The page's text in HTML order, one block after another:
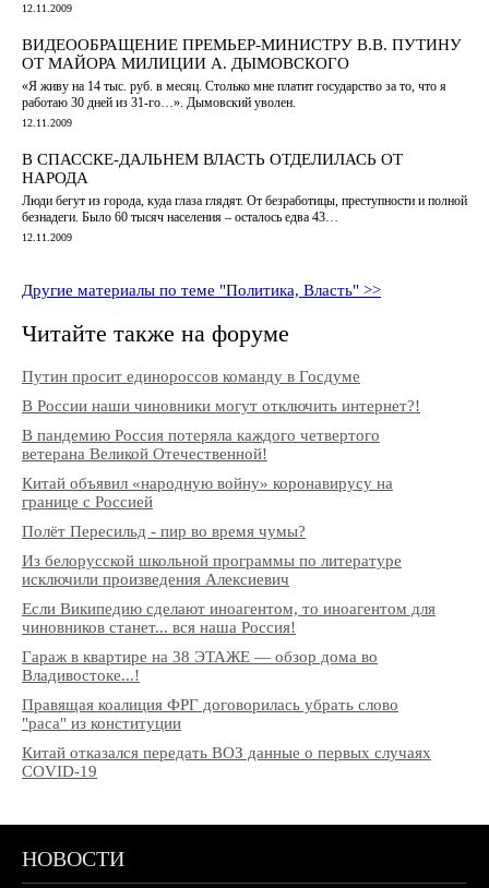
12.11.2009
ВИДЕООБРАЩЕНИЕ ПРЕМЬЕР-МИНИСТРУ В.В. ПУТИНУ
ОТ МАЙОРА МИЛИЦИИ А. ДЫМОВСКОГО
«Я живу на 14 тыс. руб. в месяц. Столько мне платит государство за то, что я
работаю 30 дней из 31-го…». Дымовский уволен.
12.11.2009
В СПАССКЕ-ДАЛЬНЕМ ВЛАСТЬ ОТДЕЛИЛАСЬ ОТ
НАРОДА
Люди бегут из города, куда глаза глядят. От безработицы, преступности и полной
безнадеги. Было 60 тысяч населения – осталось едва 43…
12.11.2009
Другие материалы по теме "Политика, Власть" >>
Читайте также на форуме
Путин просит единороссов команду в Госдуме
В России наши чиновники могут отключить интернет?!
В пандемию Россия потеряла каждого четвертого
ветерана Великой Отечественной!
Китай объявил «народную войну» коронавирусу на
границе с Россией
Полёт Пересильд - пир во время чумы?
Из белорусской школьной программы по литературе
исключили произведения Алексиевич
Если Википедию сделают иноагентом, то иноагентом для
чиновников станет... вся наша Россия!
Гараж в квартире на 38 ЭТАЖЕ — обзор дома во
Владивостоке...!
Правящая коалиция ФРГ договорилась убрать слово
"раса" из конституции
Китай отказался передать ВОЗ данные о первых случаях
COVID-19
НОВОСТИ